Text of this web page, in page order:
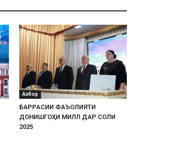
Ахбор
БАРРАСИИ ФАЪОЛИЯТИ
ДОНИШГОҲИ МИЛЛӢ ДАР СОЛИ
2025